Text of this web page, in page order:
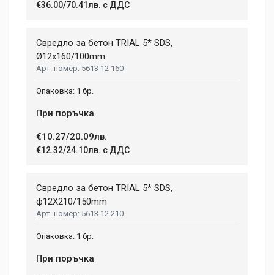
€36.00/70.41лв. с ДДС
Свредло за бетон TRIAL 5* SDS,
Ø12x160/100mm
5613 12 160
1 бр.
При поръчка
€10.27/20.09лв.
€12.32/24.10лв. с ДДС
Свредло за бетон TRIAL 5* SDS,
ф12X210/150mm
5613 12 210
1 бр.
При поръчка